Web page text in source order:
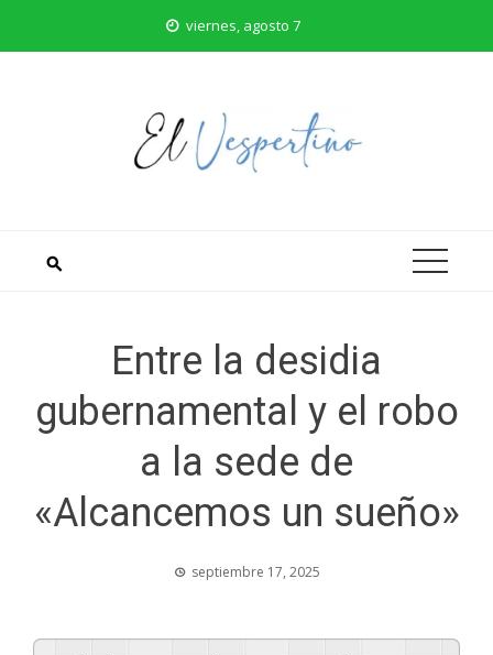
viernes, agosto 7
Entre la desidia
gubernamental y el robo
a la sede de
«Alcancemos un sueño»
septiembre 17, 2025